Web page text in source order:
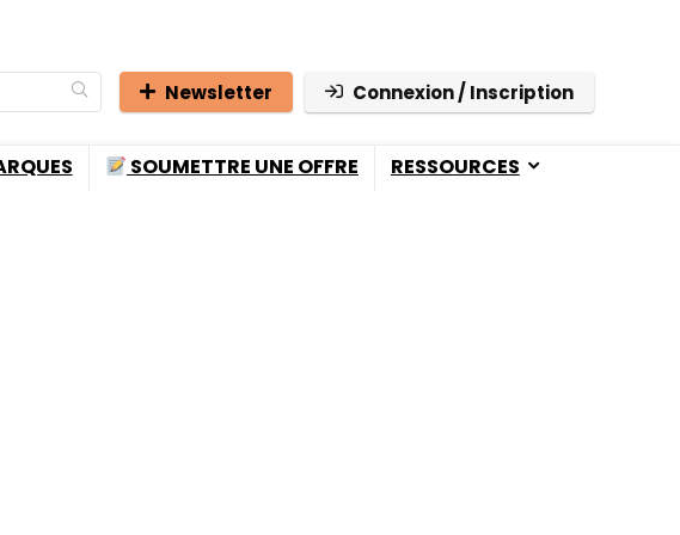
Newsletter Connexion / Inscription
SOUMETTRE UNE OFFRE RESSOURCES